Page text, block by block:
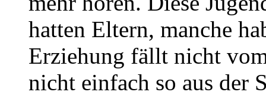
hatten Eltern, manche
Erziehung fällt nicht
nicht einfach so aus der